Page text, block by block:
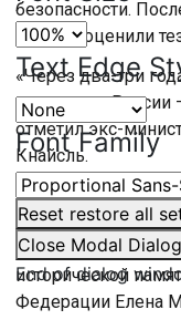
Text Edge
Font Family
Reset restore all
Close Modal Dialog
End of dialog
безопасности.
форума оценили
«Через два-три
экономика России
отметил экс-
Кнайсль.
«Те акценты,
— сказала
исторической
Федерации Елена